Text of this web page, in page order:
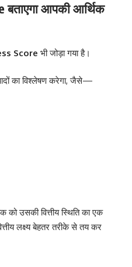
आपकी आर्थिक
Score भी जोड़ा गया है।
का विश्लेषण करेगा, जैसे—
को उसकी वित्तीय स्थिति का एक
लक्ष्य बेहतर तरीके से तय कर